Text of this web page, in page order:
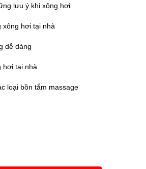
lưu ý khi xông hơi
xông hơi tại nhà
dễ dàng
hơi tại nhà
loại bồn tắm massage